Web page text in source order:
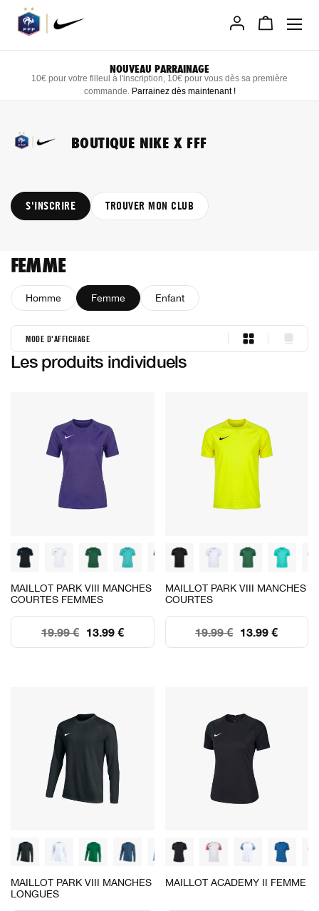
Allez
au
contenu
NOUVEAU PARRAINAGE
10€ pour votre filleul à l'inscription, 10€ pour vous dès sa première
commande. Parrainez dès maintenant !
BOUTIQUE NIKE X FFF
S'INSCRIRE TROUVER MON CLUB
FEMME
Homme Femme Enfant
MODE D'AFFICHAGE
duo
single
Les produits individuels
MAILLOT PARK VIII MANCHES
COURTES FEMMES
13.99 €
19.99 €
MAILLOT PARK VIII MANCHES
COURTES
13.99 €
19.99 €
MAILLOT PARK VIII MANCHES
LONGUES
MAILLOT ACADEMY II FEMME